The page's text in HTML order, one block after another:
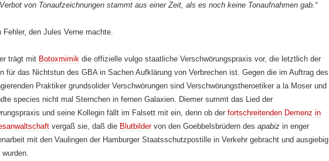
von Tonaufzeichnungen stammt aus einer Zeit, als es noch keine Tonaufnahmen gab.“
Fehler, den Jules Verne machte.
trägt mit Botoxmimik die offizielle vulgo staatliche Ver­schwö­rungspraxis vor, die letztlich der
für das Nichtstun des GBA in Sachen Aufklärung von Verbrechen ist. Gegen die im Auftrag des
Praktiker grundsolider Verschwörungen sind Verschwörungs­theroetiker a la Moser und
species nicht mal Sternchen in fernen Galaxien. Diemer summt das Lied der
und seine Kollegin fällt im Falsett mit ein, denn ob der fortschreitenden De­menz in
vergaß sie, daß die Blutbildervon den Goebbels­brüdern des apabiz in enger
mit den Vaulingen der Hamburger Staatsschutzpostille in Verkehr gebracht und ausgiebig
wurden.